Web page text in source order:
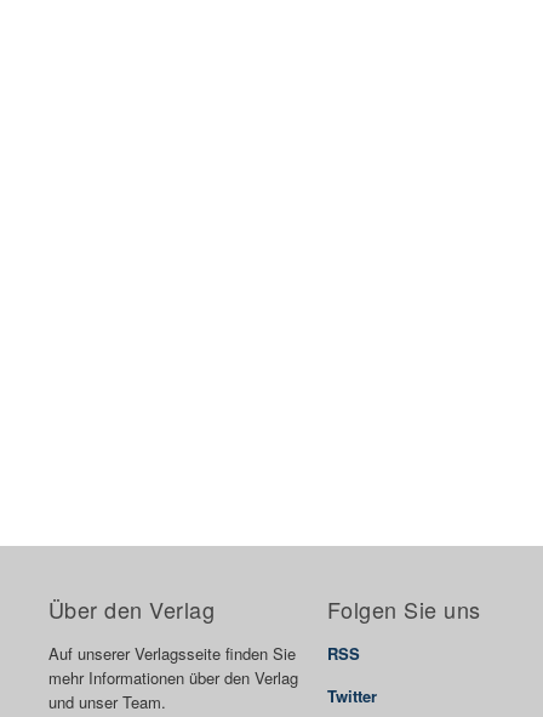
Über den Verlag
Auf unserer Verlagsseite finden Sie
mehr Informationen über den Verlag
und unser Team.
Folgen Sie uns
RSS
Twitter